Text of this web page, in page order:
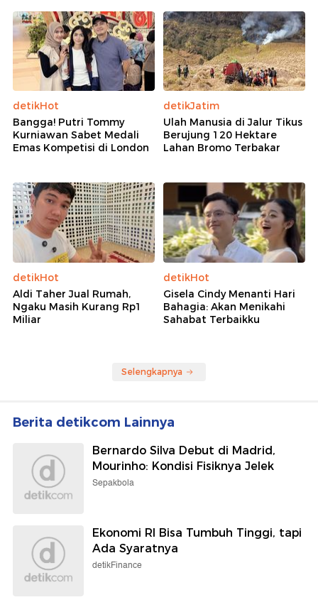
detikHot
Bangga! Putri Tommy
Kurniawan Sabet Medali
Emas Kompetisi di London
detikJatim
Ulah Manusia di Jalur Tikus
Berujung 120 Hektare
Lahan Bromo Terbakar
detikHot
Aldi Taher Jual Rumah,
Ngaku Masih Kurang Rp1
Miliar
detikHot
Gisela Cindy Menanti Hari
Bahagia: Akan Menikahi
Sahabat Terbaikku
Selengkapnya
Berita detikcom Lainnya
Bernardo Silva Debut di Madrid,
Mourinho: Kondisi Fisiknya Jelek
Sepakbola
Ekonomi RI Bisa Tumbuh Tinggi, tapi
Ada Syaratnya
detikFinance